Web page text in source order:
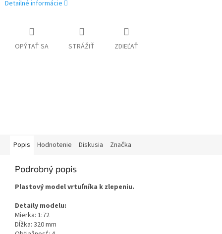
Detailné informácie
OPÝTAŤ SA STRÁŽIŤ ZDIEĽAŤ
Popis Hodnotenie Diskusia Značka
Podrobný popis
Plastový model vrtuľníka k zlepeniu.
Detaily modelu:
Mierka: 1:72
Dĺžka: 320 mm